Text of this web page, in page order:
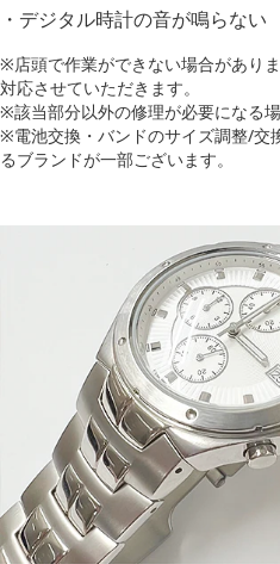
・デジタル時計の音が鳴らない
※店頭で作業ができない場合があり
対応させていただきます。
※該当部分以外の修理が必要になる場
※電池交換・バンドのサイズ調整/交
るブランドが一部ございます。